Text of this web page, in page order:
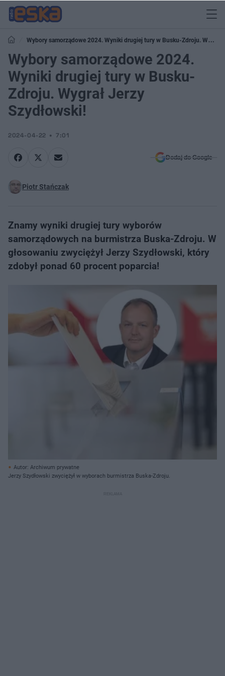
Wybory samorządowe 2024. Wyniki drugiej tury w Busku-Zdroju. Wygrał
Jerzy Szydłowski!
Wybory samorządowe 2024.
Wyniki drugiej tury w Busku-
Zdroju. Wygrał Jerzy
Szydłowski!
2024-04-22 7:01
Dodaj do Google
Piotr Stańczak
Znamy wyniki drugiej tury wyborów
samorządowych na burmistrza Buska-Zdroju. W
głosowaniu zwyciężył Jerzy Szydłowski, który
zdobył ponad 60 procent poparcia!
Autor: Archiwum prywatne
Jerzy Szydłowski zwyciężył w wyborach burmistrza Buska-Zdroju.